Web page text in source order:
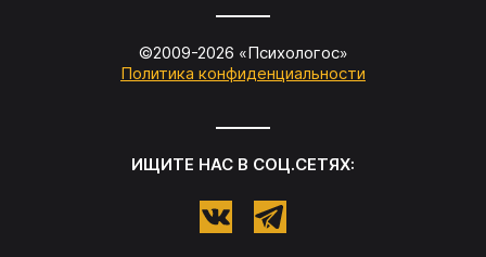
©2009-2026 «Психологос»
Политика конфиденциальности
ИЩИТЕ НАС В СОЦ.СЕТЯХ: